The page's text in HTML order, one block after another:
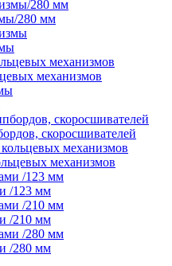
280 мм
механизмов
скоросшивателей
механизмов
/123 мм
/210 мм
/280 мм